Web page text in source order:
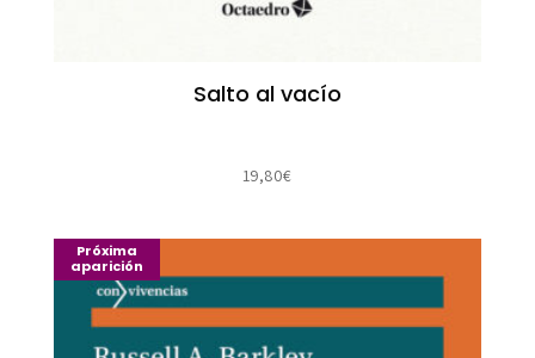
Salto al vacío
19,80€
Próxima
aparición